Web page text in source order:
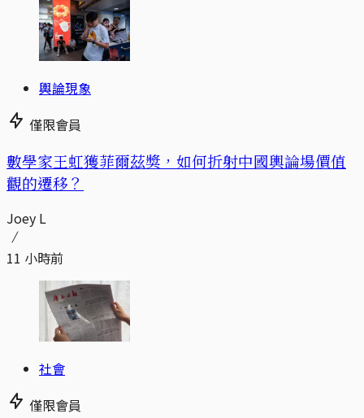
輿論現象
僅限會員
數學家王虹獲菲爾茲獎，如何折射中國輿論場價值
觀的遷移？
Joey L
11 小時前
社會
僅限會員